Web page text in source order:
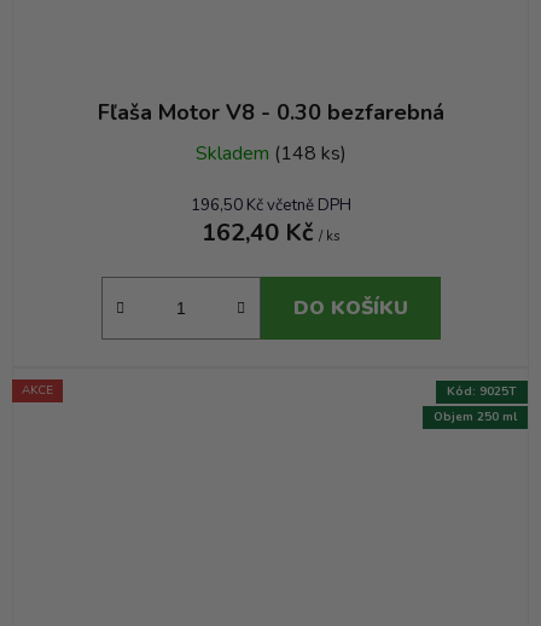
Fľaša Motor V8 - 0.30 bezfarebná
Skladem (148 ks)
196,50 Kč včetně DPH
162,40 Kč / ks
DO KOŠÍKU
AKCE
Objem 250 ml
Kód: 9025T